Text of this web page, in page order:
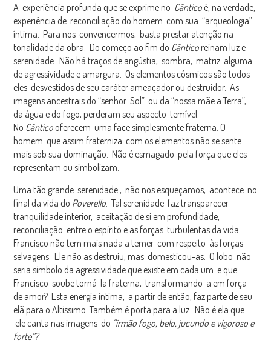
A experiência profunda que se exprime no Cântico é, na verdade,
experiência de reconciliação do homem com sua “arqueologia”
íntima. Para nos convencermos, basta prestar atenção na
tonalidade da obra. Do começo ao fim do Cântico reinam luz e
serenidade. Não há traços de angústia, sombra, matriz alguma
de agressividade e amargura. Os elementos cósmicos são todos
eles desvestidos de seu caráter ameaçador ou destruidor. As
imagens ancestrais do “senhor Sol” ou da “nossa mãe a Terra”,
da água e do fogo, perderam seu aspecto temível.
No Cântico oferecem uma face simplesmente fraterna. O
homem que assim fraterniza com os elementos não se sente
mais sob sua dominação. Não é esmagado pela força que eles
representam ou simbolizam.
Uma tão grande serenidade , não nos esqueçamos, acontece no
final da vida do Poverello . Tal serenidade faz transparecer
tranquilidade interior, aceitação de si em profundidade,
reconciliação entre o espírito e as forças turbulentas da vida.
Francisco não tem mais nada a temer com respeito às forças
selvagens. Ele não as destruiu, mas domesticou-as. O lobo não
seria símbolo da agressividade que existe em cada um e que
Francisco soube torná-la fraterna, transformando-a em força
de amor? Esta energia íntima, a partir de então, faz parte de seu
elã para o Altíssimo. Também é porta para a luz. Não é ela que
ele canta nas imagens do “irmão fogo, belo, jucundo e vigoroso e
forte”?